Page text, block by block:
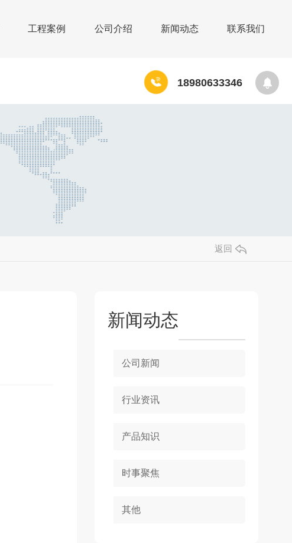
工程案例 公司介绍 新闻动态 联系我们
18980633346
返回
新闻动态
公司新闻
行业资讯
产品知识
时事聚焦
其他